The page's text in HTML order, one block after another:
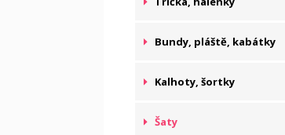
Bundy, pláště, kabátky
Kalhoty, šortky
Šaty